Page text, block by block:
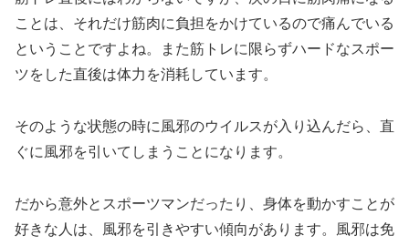
ことは、それだけ筋肉に負担をかけているので痛んでいる
ということですよね。また筋トレに限らずハードなスポー
ツをした直後は体力を消耗しています。
そのような状態の時に風邪のウイルスが入り込んだら、直
ぐに風邪を引いてしまうことになります。
だから意外とスポーツマンだったり、身体を動かすことが
好きな人は、風邪を引きやすい傾向があります。風邪は免